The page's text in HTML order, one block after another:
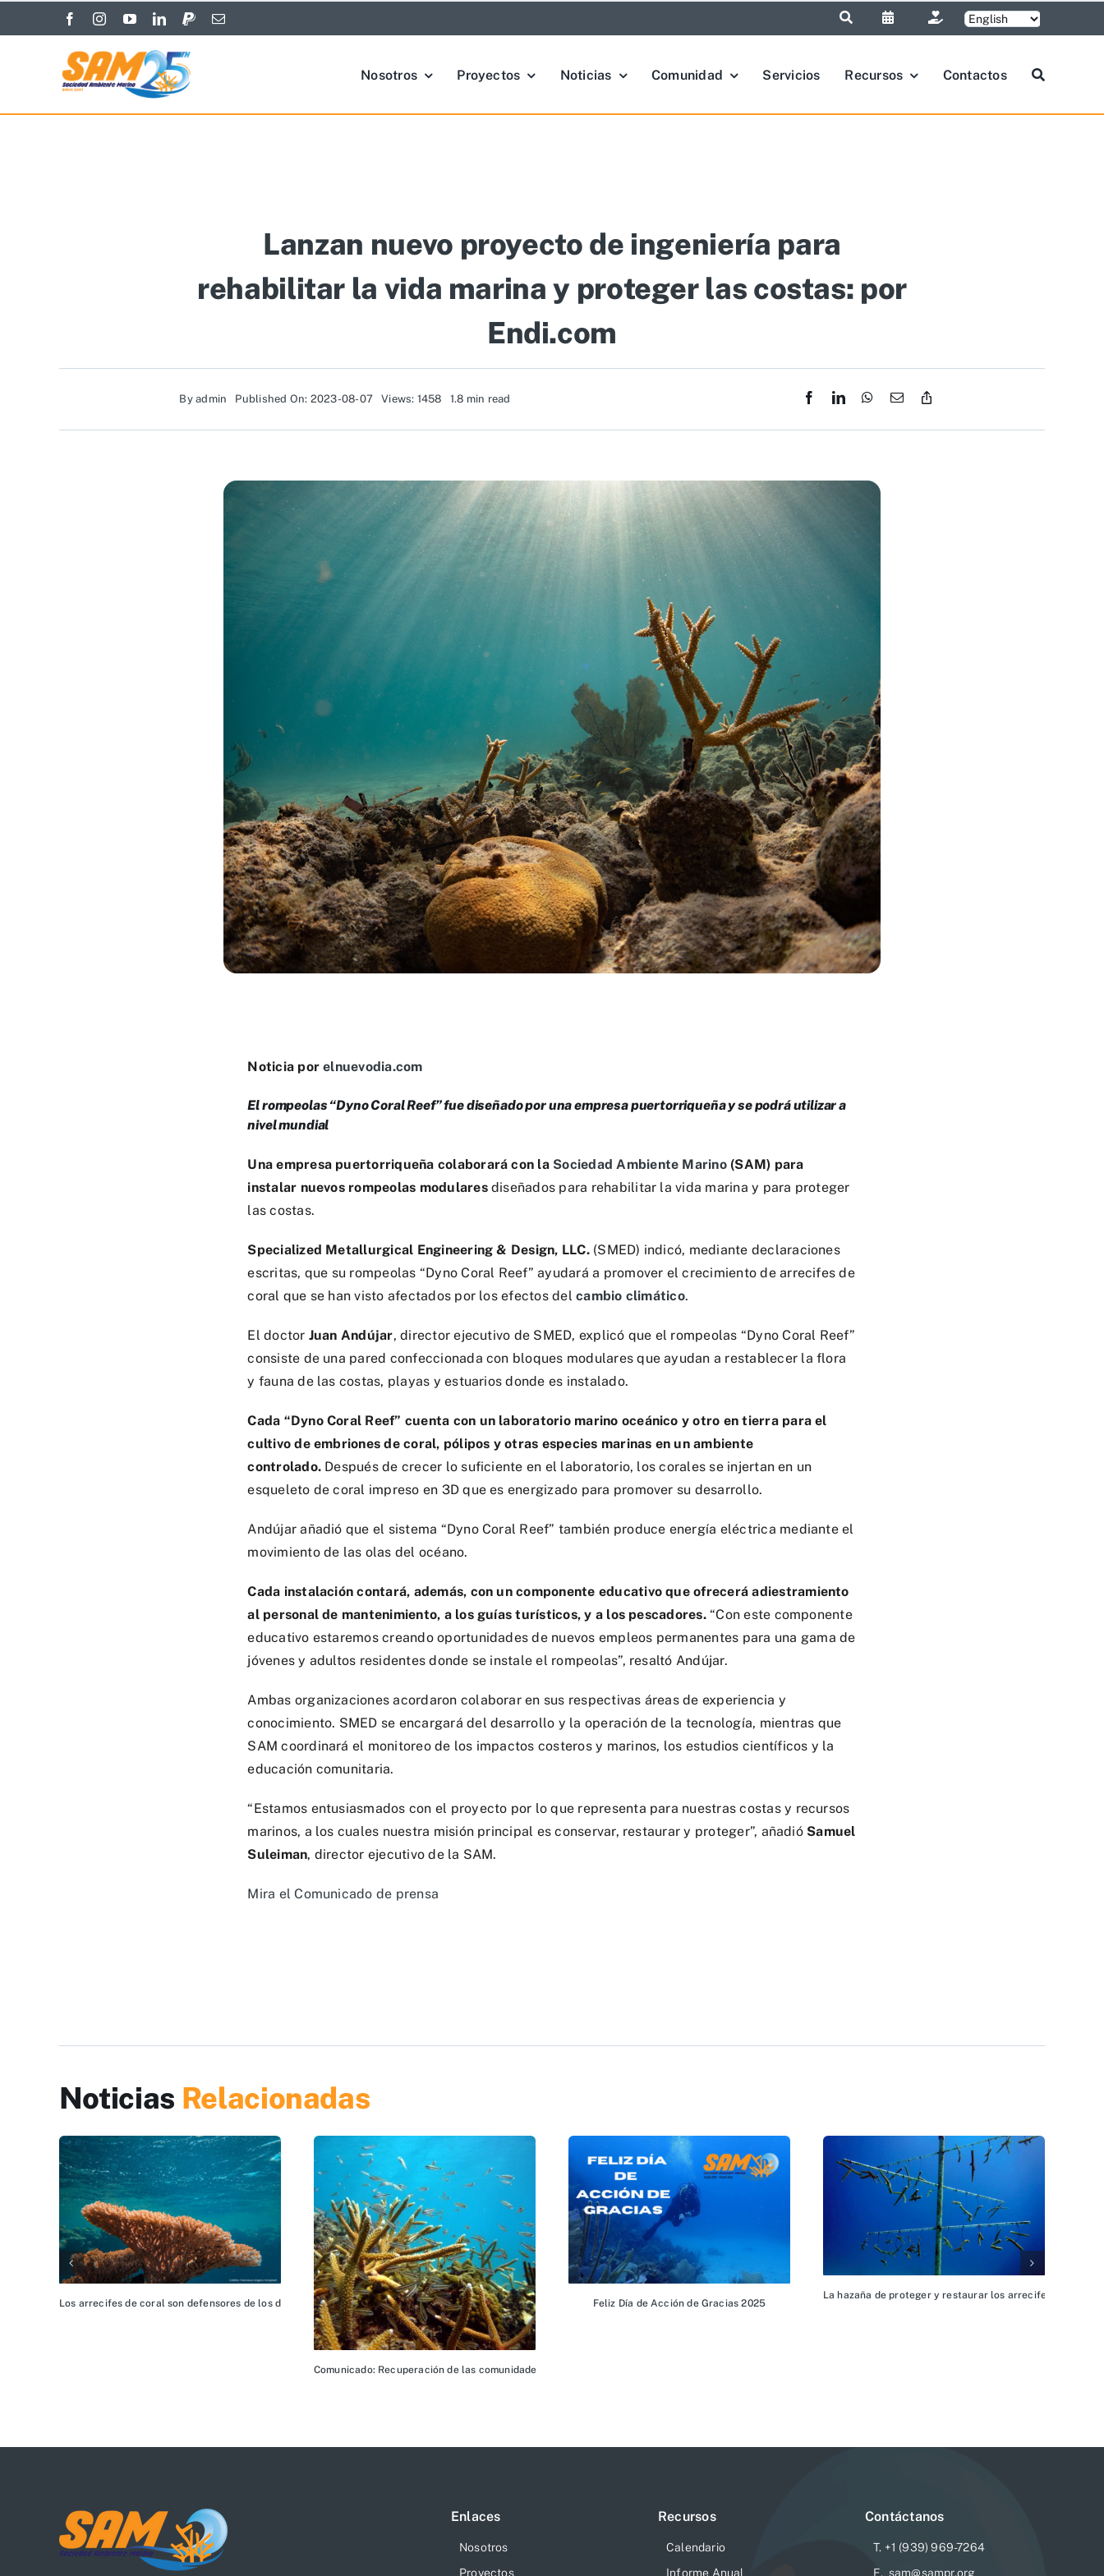
to
Nosotros
Proyectos Noticias Comunidad Servicios Recursos Contactos
Lanzan nuevo proyecto de ingeniería para
rehabilitar la vida marina y proteger las costas: por
Endi.com
Byadmin Published On: 2023-08-07 Views: 1458 1.8 min read
Noticia porelnuevodia.com
El rompeolas “Dyno Coral Reef” fue diseñado por una empresa puertorriqueña y se podrá utilizar a
nivel mundial
Una empresa puertorriqueña colaborará con la Sociedad Ambiente Marino(SAM) para
instalar nuevos rompeolas modularesdiseñados para rehabilitar la vida marina y para proteger
las costas.
Specialized Metallurgical Engineering & Design, LLC.(SMED) indicó, mediante declaraciones
escritas, que su rompeolas “Dyno Coral Reef” ayudará a promover el crecimiento de arrecifes de
coral que se han visto afectados por los efectos delcambio climático.
El doctor Juan Andújar, director ejecutivo de SMED, explicó que el rompeolas “Dyno Coral Reef”
consiste de una pared confeccionada con bloques modulares que ayudan a restablecer la flora
y fauna de las costas, playas y estuarios donde es instalado.
Cada “Dyno Coral Reef” cuenta con un laboratorio marino oceánico y otro en tierra para el
cultivo de embriones de coral, pólipos y otras especies marinas en un ambiente
controlado. Después de crecer lo suficiente en el laboratorio, los corales se injertan en un
esqueleto de coral impreso en 3D que es energizado para promover su desarrollo.
Andújar añadió que el sistema “Dyno Coral Reef” también produce energía eléctrica mediante el
movimiento de las olas del océano.
Cada instalación contará, además, con un componente educativo que ofrecerá adiestramiento
al personal de mantenimiento, a los guías turísticos, y a los pescadores.“Con este componente
educativo estaremos creando oportunidades de nuevos empleos permanentes para una gama de
jóvenes y adultos residentes donde se instale el rompeolas”, resaltó Andújar.
Ambas organizaciones acordaron colaborar en sus respectivas áreas de experiencia y
conocimiento. SMED se encargará del desarrollo y la operación de la tecnología, mientras que
SAM coordinará el monitoreo de los impactos costeros y marinos, los estudios científicos y la
educación comunitaria.
“Estamos entusiasmados con el proyecto por lo que representa para nuestras costas y recursos
marinos, a los cuales nuestra misión principal es conservar, restaurar y proteger”, añadió Samuel
Suleiman, director ejecutivo de la SAM.
Mira el Comunicado de prensa
Noticias Relacionadas
Los arrecifes de coral son defensores de los derechos humanos
Comunicado: Recuperación de las comunidades de peces de arrecife tras el trasplante integrado de corales naturales y de modelos impresos 3D
Feliz Día de Acción de Gracias 2025
La hazaña de proteger y restaurar los arrecifes coralinos
Enlaces
Nosotros
Proyectos
Recursos
Calendario
Informe Anual
Contáctanos
T. +1 (939) 969-7264
E. sam@sampr.org